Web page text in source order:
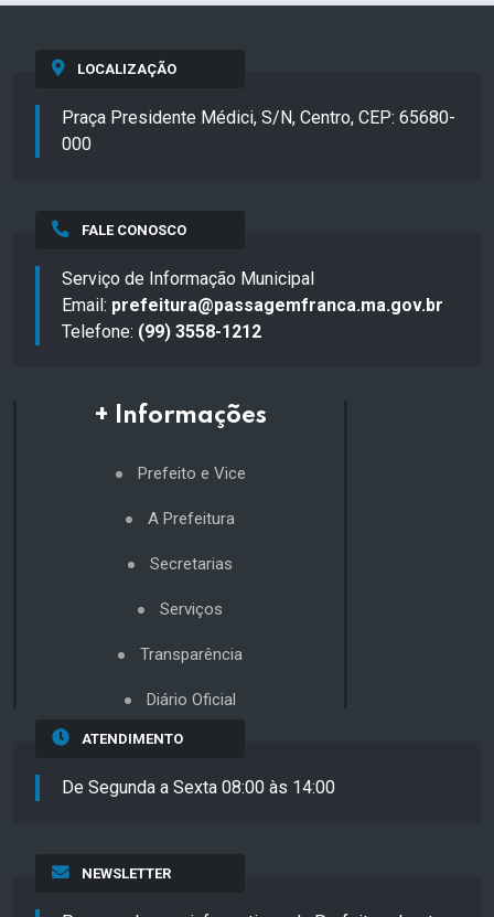
LOCALIZAÇÃO
Praça Presidente Médici, S/N, Centro, CEP: 65680-
000
FALE CONOSCO
Serviço de Informação Municipal
Email: prefeitura@passagemfranca.ma.gov.br
Telefone: (99) 3558-1212
+ Informações
Prefeito e Vice
A Prefeitura
Secretarias
Serviços
Transparência
Diário Oficial
ATENDIMENTO
De Segunda a Sexta 08:00 às 14:00
NEWSLETTER